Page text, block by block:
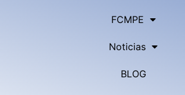
FCMPE
Noticias
BLOG